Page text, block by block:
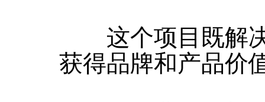
这个项目既解决
获得品牌和产品价